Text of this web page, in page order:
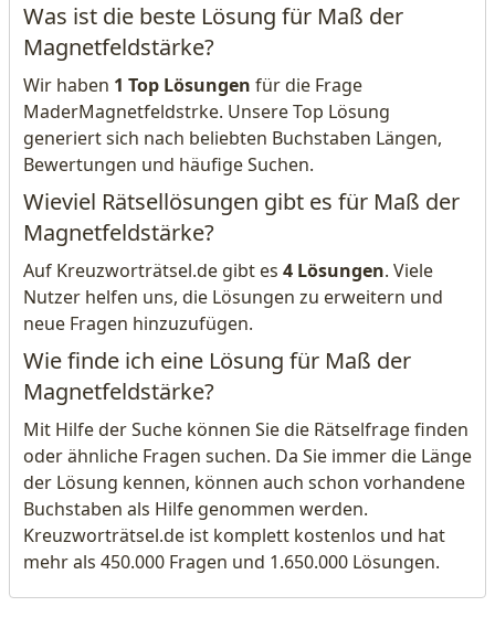
Was ist die beste Lösung für Maß der
Magnetfeldstärke?
Wir haben 1 Top Lösungen für die Frage
MaderMagnetfeldstrke. Unsere Top Lösung
generiert sich nach beliebten Buchstaben Längen,
Bewertungen und häufige Suchen.
Wieviel Rätsellösungen gibt es für Maß der
Magnetfeldstärke?
Auf Kreuzworträtsel.de gibt es 4 Lösungen. Viele
Nutzer helfen uns, die Lösungen zu erweitern und
neue Fragen hinzuzufügen.
Wie finde ich eine Lösung für Maß der
Magnetfeldstärke?
Mit Hilfe der Suche können Sie die Rätselfrage finden
oder ähnliche Fragen suchen. Da Sie immer die Länge
der Lösung kennen, können auch schon vorhandene
Buchstaben als Hilfe genommen werden.
Kreuzworträtsel.de ist komplett kostenlos und hat
mehr als 450.000 Fragen und 1.650.000 Lösungen.